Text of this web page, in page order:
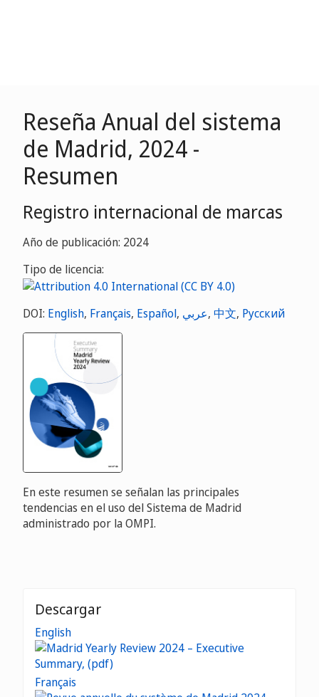
Reseña Anual del sistema
de Madrid, 2024 -
Resumen
Registro internacional de marcas
Año de publicación: 2024
Tipo de licencia:
DOI: English, Français, Español, عربي, 中文, Русский
En este resumen se señalan las principales
tendencias en el uso del Sistema de Madrid
administrado por la OMPI.
Descargar
English
Français